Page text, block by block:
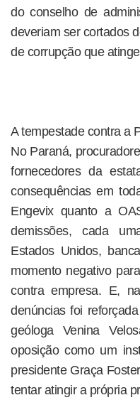
do conselho de
deveriam ser cortados
de corrupção que
A tempestade contra a
No Paraná,
fornecedores da
consequências em
Engevix quanto a
demissões, cada
Estados Unidos,
momento negativo
contra empresa. E,
denúncias foi
geóloga Venina
oposição como um
presidente Graça
tentar atingir a própria